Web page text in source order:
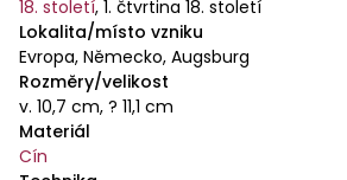
18. století, 1. čtvrtina 18. století
Lokalita/místo vzniku
Evropa, Německo, Augsburg
Rozměry/velikost
v. 10,7 cm, ? 11,1 cm
Materiál
Cín